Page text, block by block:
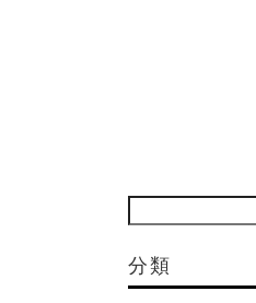
分類